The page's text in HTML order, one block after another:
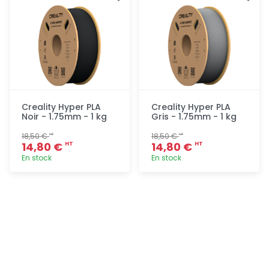
Creality Hyper PLA
Noir - 1.75mm - 1 kg
18,50 €HT
14,80 € HT
En stock
Creality Hyper PLA
Gris - 1.75mm - 1 kg
18,50 €HT
14,80 € HT
En stock